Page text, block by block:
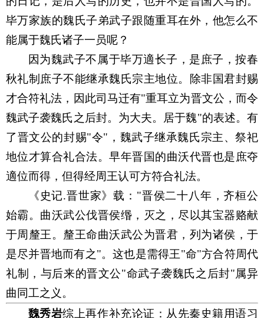
毕万家族的魏氏子弟武子跟随重耳在外，他怎么不
能属于魏氏诸子一员呢？
因为魏武子不属于毕万適长子，是庶子，按春
秋礼制庶子不能继承魏氏宗主地位。除非国君封赐
才合符礼法，因此司马迁有"重耳立为晋文公，而令
魏武子袭魏氏之后封。为大夫。居于魏"的表述。有
了晋文公的封赐"令" ，魏武子继承魏氏宗主、祭祀
地位才算合礼合法。早年晋国的曲沃代晋也是庶夺
適位而得，但得经周王认可方符合礼法。
《史记.晋世家》载： "晋侯二十八年，齐桓公
始霸。曲沃武公伐晋侯缗，灭之，尽以其宝器赂献
于周釐王。釐王命曲沃武公为晋君，列为诸侯，于
是尽并晋地而有之"。这也是需得王"命"方合符周代
礼制，与后来的晋文公"命武子袭魏氏之后封"属异
曲同工之义。
魏秀岩综上再作补充论证：从先秦史籍用语习